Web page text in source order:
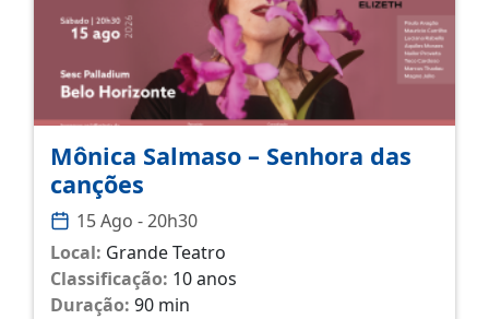
Mônica Salmaso – Senhora das
canções
15 Ago - 20h30
Local: Grande Teatro
Classificação: 10 anos
Duração: 90 min